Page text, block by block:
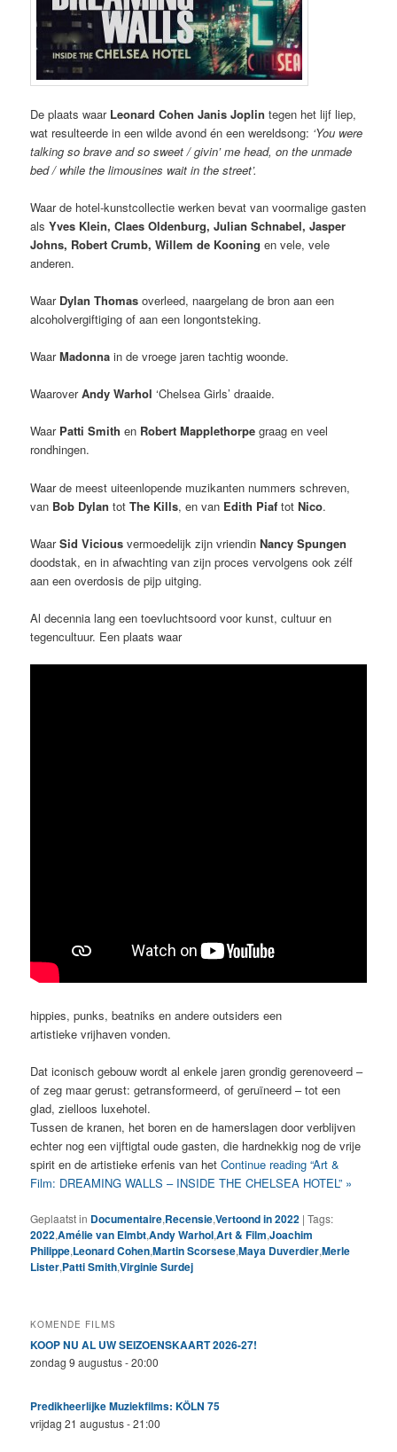
De plaats waarLeonard Cohen Janis Joplin tegen het lijf liep,
wat resulteerde in een wilde avond én een wereldsong: ‘You were
talking so brave and so sweet / givin’ me head, on the unmade
bed / while the limousines wait in the street’.
Waar de hotel-kunstcollectie werken bevat van voormalige gasten
alsYves Klein, Claes Oldenburg, Julian Schnabel, Jasper
Johns, Robert Crumb, Willem de Kooning en vele, vele
anderen.
Waar Dylan Thomas overleed, naargelang de bron aan een
alcoholvergiftiging of aan een longontsteking.
WaarMadonna in de vroege jaren tachtig woonde.
WaaroverAndy Warhol ‘Chelsea Girls’ draaide.
Waar Patti Smith en Robert Mapplethorpe graag en veel
rondhingen.
Waar de meest uiteenlopende muzikanten nummers schreven,
van Bob Dylan totThe Kills, en van Edith Piaf totNico.
WaarSid Vicious vermoedelijk zijn vriendinNancy Spungen
doodstak, en in afwachting van zijn proces vervolgens ook zélf
aan een overdosis de pijp uitging.
Al decennia lang een toevluchtsoord voor kunst, cultuur en
tegencultuur. Een plaats waar
hippies, punks, beatniks en andere outsiders een
artistieke vrijhaven vonden.
Dat iconisch gebouw wordt al enkele jaren grondig gerenoveerd –
of zeg maar gerust: getransformeerd, of geruïneerd – tot een
glad, zielloos luxehotel.
Tussen de kranen, het boren en de hamerslagen door verblijven
echter nog een vijftigtal oude gasten, die hardnekkig nog de vrije
spirit en de artistieke erfenis van hetContinue reading “Art &
Film: DREAMING WALLS – INSIDE THE CHELSEA HOTEL” »
Geplaatst in Documentaire,Recensie,Vertoond in 2022 |Tags:
2022,Amélie van Elmbt,Andy Warhol,Art & Film,Joachim
Philippe,Leonard Cohen,Martin Scorsese,Maya Duverdier,Merle
Lister,Patti Smith,Virginie Surdej
KOMENDE FILMS
KOOP NU AL UW SEIZOENSKAART 2026-27!
zondag 9 augustus - 20:00
Predikheerlijke Muziekfilms: KÖLN 75
vrijdag 21 augustus - 21:00